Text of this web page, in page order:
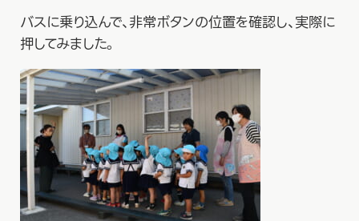
バスに乗り込んで、非常ボタンの位置を確認し、実際に
押してみました。